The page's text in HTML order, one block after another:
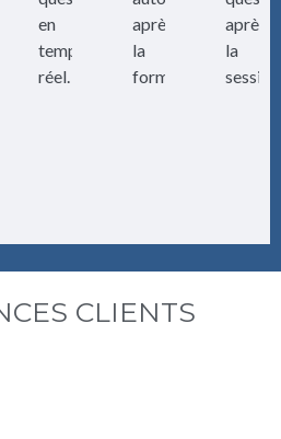
en
temps
réel.
après
la
formation.
après
la
CLIENTS